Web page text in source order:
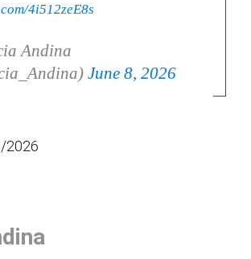
4i512zeE8s
Andina
June 8, 2026
2026